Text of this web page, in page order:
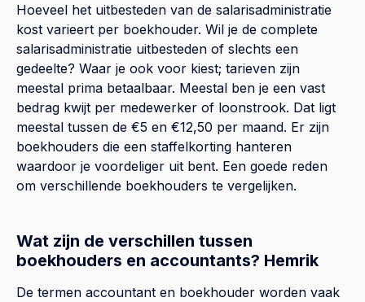
Hoeveel het uitbesteden van de salarisadministratie
kost varieert per boekhouder. Wil je de complete
salarisadministratie uitbesteden of slechts een
gedeelte? Waar je ook voor kiest; tarieven zijn
meestal prima betaalbaar. Meestal ben je een vast
bedrag kwijt per medewerker of loonstrook. Dat ligt
meestal tussen de €5 en €12,50 per maand. Er zijn
boekhouders die een staffelkorting hanteren
waardoor je voordeliger uit bent. Een goede reden
om verschillende boekhouders te vergelijken.
Wat zijn de verschillen tussen
boekhouders en accountants? Hemrik
De termen accountant en boekhouder worden vaak